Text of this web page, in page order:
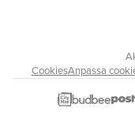
CookiesAnpassa